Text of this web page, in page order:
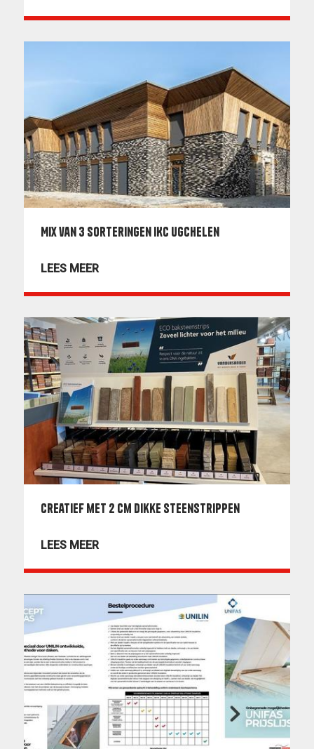
Mix van 3 sorteringen IKC Ugchelen
LEES MEER
Creatief met 2 cm dikke steenstrippen
LEES MEER